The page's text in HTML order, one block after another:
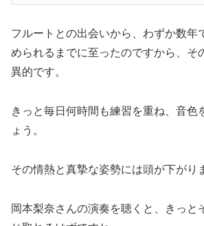
フルートとの出会いから、わずか数年
められるまでに至ったのですから、そ
異的です。
きっと毎日何時間も練習を重ね、音色
ょう。
その情熱と真摯な姿勢には頭が下がり
岡本梨奈さんの演奏を聴くと、きっと